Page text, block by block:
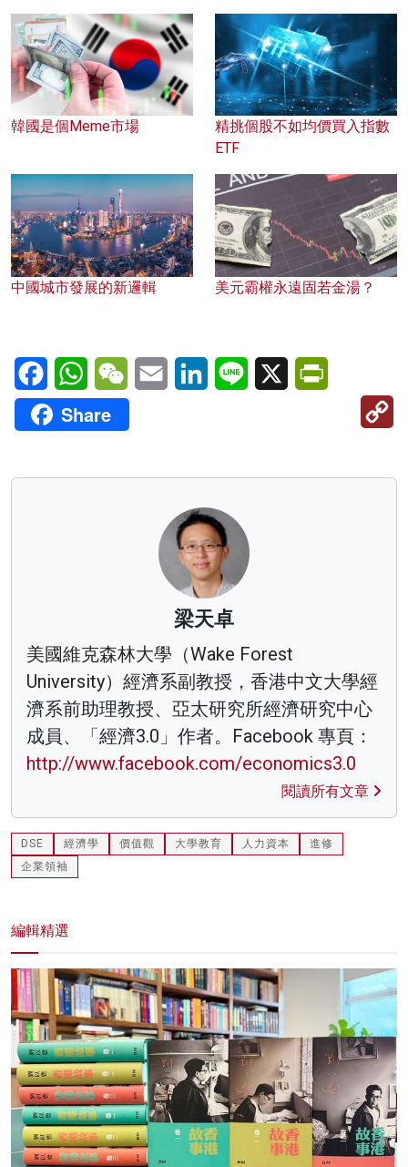
韓國是個Meme市場
精挑個股不如均價買入指數
ETF
中國城市發展的新邏輯 美元霸權永遠固若金湯？
FacebookWhatsAppWeChatEmail LinkedInLine X
Share
梁天卓
美國維克森林大學（Wake Forest
University）經濟系副教授，香港中文大學經
濟系前助理教授、亞太研究所經濟研究中心
成員、「經濟3.0」作者。Facebook 專頁：
http://www.facebook.com/economics3.0
閱讀所有文章
DSE 經濟學 價值觀 大學教育 人力資本
進修
企業領袖
編輯精選